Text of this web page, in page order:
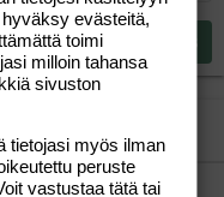
Lähetä vastaus
evästeitä,
toimi
milloin tahansa
sivuston
tietojasi myös ilman
peruste
vastustaa tätä tai